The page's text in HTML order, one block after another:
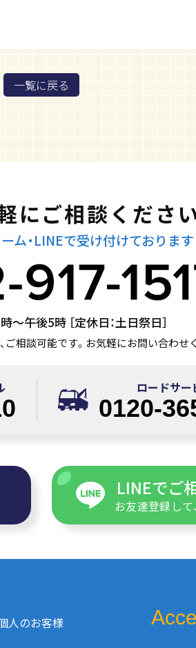
一覧に戻る
にご相談くださ
ム・LINEで受け付けております
～午後5時 ［定休日：土日祭日］
相談可能です。 お気軽にお問い合わせ
ロードサー
0120-
LINEでご
お友達登録し
人のお客様